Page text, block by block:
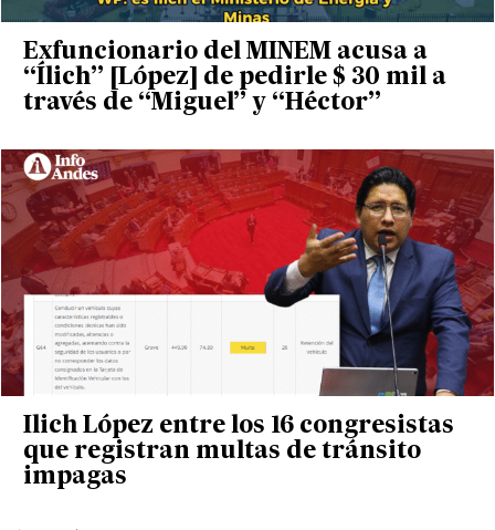
Exfuncionario del MINEM acusa a
“Ílich” [López] de pedirle $ 30 mil a
través de “Miguel” y “Héctor”
Ilich López entre los 16 congresistas
que registran multas de tránsito
impagas